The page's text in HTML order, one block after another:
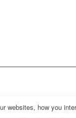
how you